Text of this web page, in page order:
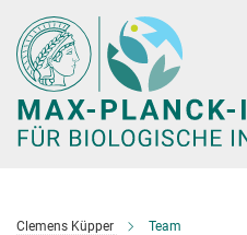
Hauptinhalt
Clemens Küpper Team